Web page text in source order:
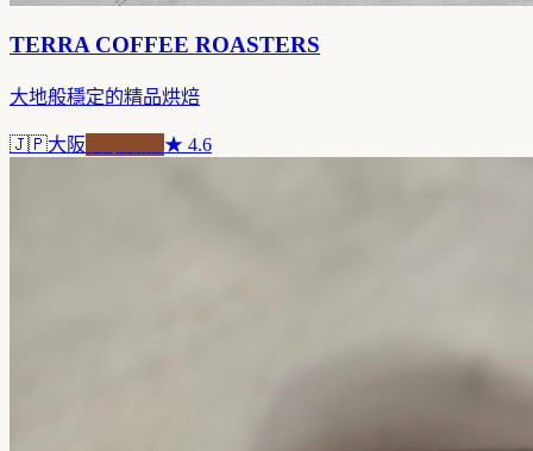
TERRA COFFEE ROASTERS
大地般穩定的精品烘焙
🇯🇵大阪 ★ 4.6